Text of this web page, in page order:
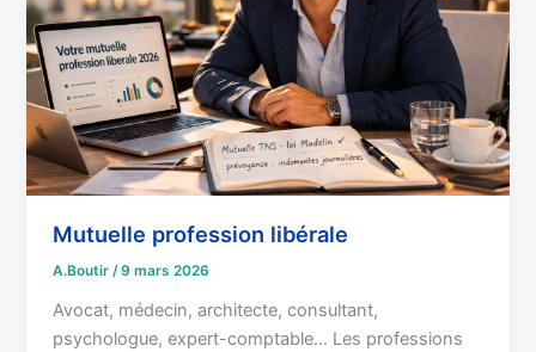
Mutuelle profession libérale
A.Boutir/9 mars 2026
Avocat, médecin, architecte, consultant,
psychologue, expert-comptable… Les professions